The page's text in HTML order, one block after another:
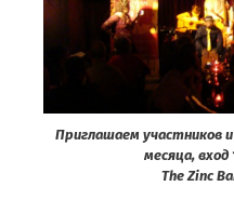
Приглашаем участников
месяца,
The Zinc